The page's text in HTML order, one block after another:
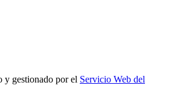
y gestionado por el Servicio Web del